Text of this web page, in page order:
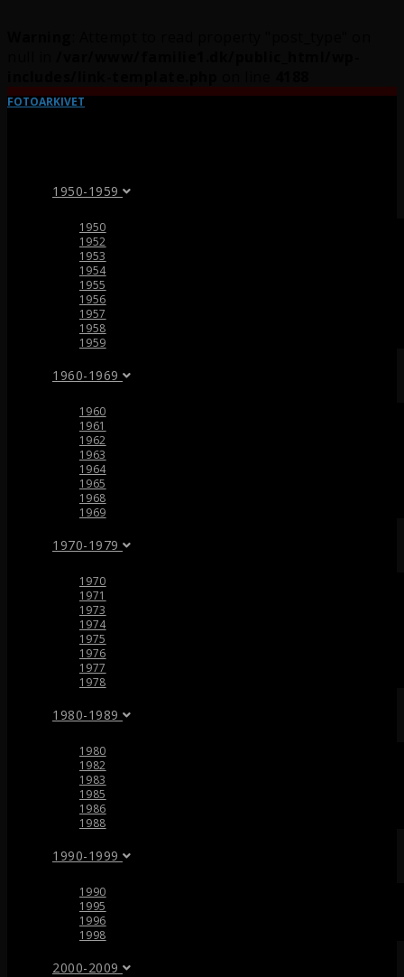
FOTOARKIVET
1950-1959
1950
1952
1953
1954
1955
1956
1957
1958
1959
1960-1969
1960
1961
1962
1963
1964
1965
1968
1969
1970-1979
1970
1971
1973
1974
1975
1976
1977
1978
1980-1989
1980
1982
1983
1985
1986
1988
1990-1999
1990
1995
1996
1998
2000-2009